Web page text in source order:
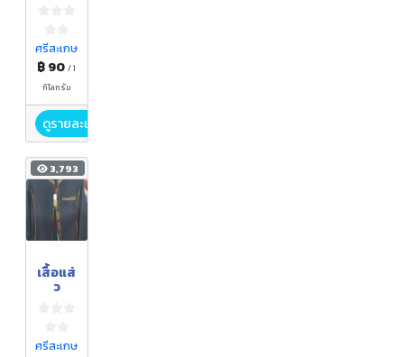
ศรีสะเกษ
฿ 90/ 1
กิโลกรัม
ดูรายละเอียด
3,793
เสื้อแส่
ว
ศรีสะเกษ